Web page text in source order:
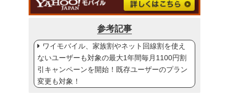
参考記事
ワイモバイル、家族割やネット回線割を使え
ないユーザーも対象の最大1年間毎月1100円割
引キャンペーンを開始！既存ユーザーのプラン
変更も対象！